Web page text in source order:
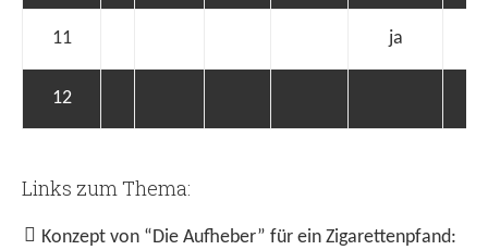
11 ja
12
Links zum Thema:
Konzept von “Die Aufheber” für ein Zigarettenpfand: